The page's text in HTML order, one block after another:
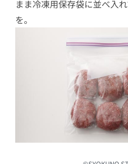
まま冷凍用保存袋に並べ入
を。